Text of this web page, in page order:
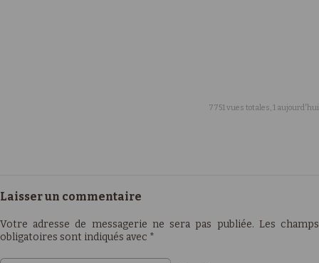
7751 vues totales, 1 aujourd'hui
Laisser un commentaire
Votre adresse de messagerie ne sera pas publiée. Les champs
obligatoires sont indiqués avec *